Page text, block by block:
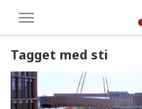
Toggle
menu
Tagget med sti